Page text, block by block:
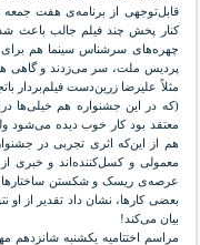
قابل‌توجهی از برنامه‌ی هفت جمعه
کنار پخش چند فیلم جالب باعث
چهره‌های سرشناس سینما هم برای
پردیس ملت، سر می‌زدند و گاهی
مثلاً علیرضا زرین‌دست فیلم‌بردار
(که در این جشنواره هم خیلی‌ها
معتقد بود کار خوب دیده می‌شود
هم از این‌که اثری تجربی در
معمولی و کسل‌کننده‌اند و خبری
عرصه‌ی ریسک و شکستن ساختارهای
بعضی کارها، نشان داد تقدیر از
بیان می‌کند!
مراسم اختتامیه یکشنبه شانزدهم